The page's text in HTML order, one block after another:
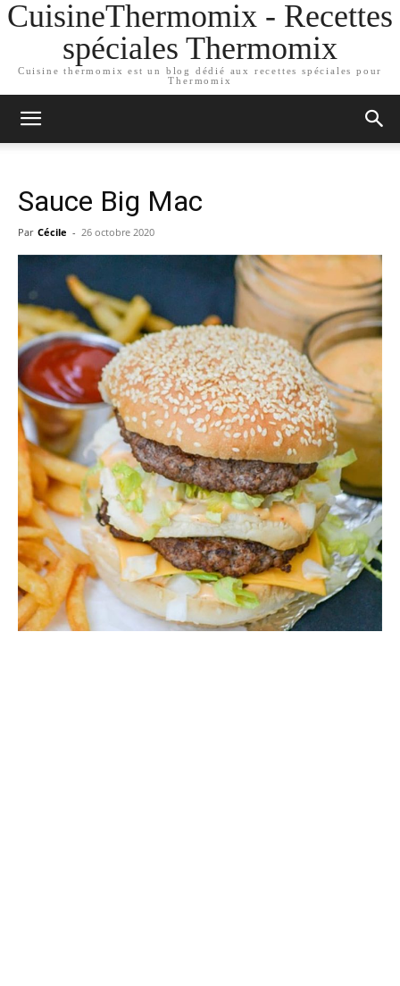
CuisineThermomix - Recettes
spéciales Thermomix
Cuisine thermomix est un blog dédié aux recettes spéciales pour
Thermomix
Sauce Big Mac
Par Cécile - 26 octobre 2020